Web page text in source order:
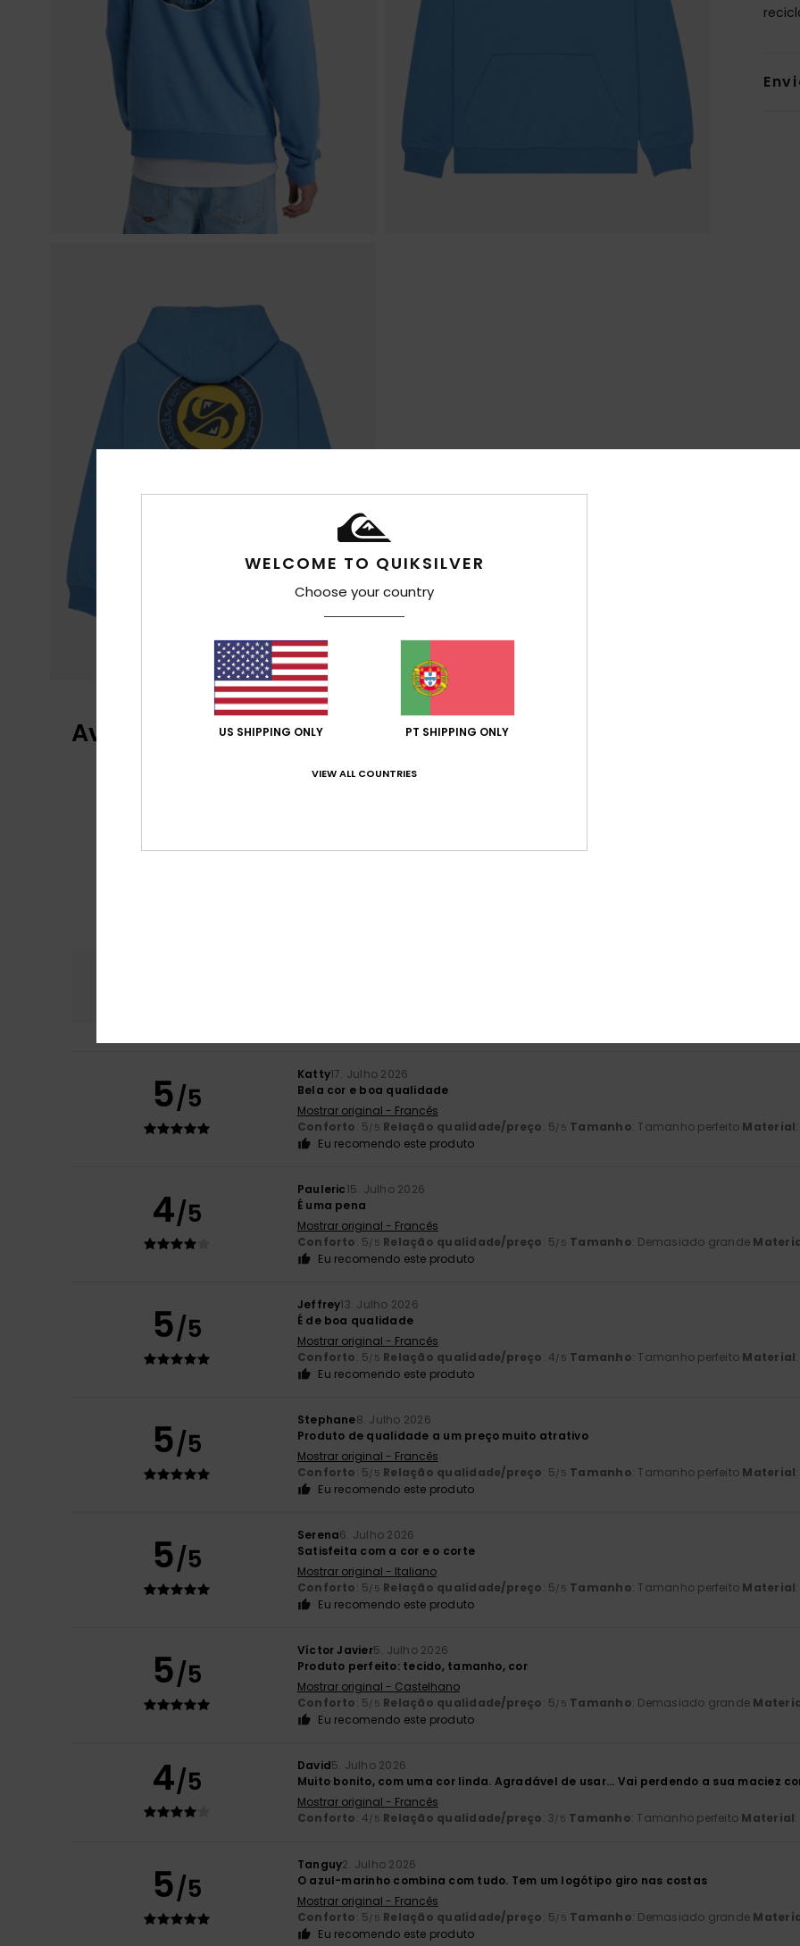
Avaliações dos clientes
4.7
5/5
Katty17. Julho 2026
Bela cor e boa qualidade
Mostrar original - Francês
Conforto: 5/5 Relação qualidade/preço: 5/5 Tamanho: Tamanho perfeito Material
Eu recomendo este produto
4/5
Pauleric15. Julho 2026
É uma pena
Mostrar original - Francês
Conforto: 5/5 Relação qualidade/preço: 5/5 Tamanho: Demasiado grande
Eu recomendo este produto
5/5
Jeffrey13. Julho 2026
É de boa qualidade
Mostrar original - Francês
Conforto: 5/5 Relação qualidade/preço: 4/5 Tamanho: Tamanho perfeito Material
Eu recomendo este produto
5/5
Stephane8. Julho 2026
Produto de qualidade a um preço muito atrativo
Mostrar original - Francês
Conforto: 5/5 Relação qualidade/preço: 5/5 Tamanho: Tamanho perfeito Material
Eu recomendo este produto
5/5
Serena6. Julho 2026
Satisfeita com a cor e o corte
Mostrar original - Italiano
Conforto: 5/5 Relação qualidade/preço: 5/5 Tamanho: Tamanho perfeito Material
Eu recomendo este produto
5/5
Víctor Javier5. Julho 2026
Produto perfeito: tecido, tamanho, cor
Mostrar original - Castelhano
Conforto: 5/5 Relação qualidade/preço: 5/5 Tamanho: Demasiado grande
Eu recomendo este produto
4/5 David5. Julho 2026
Muito bonito, com uma cor linda. Agradável de usar... Vai perdendo a sua maciez
Mostrar original - Francês
Conforto: 4/5 Relação qualidade/preço: 3/5 Tamanho: Tamanho perfeito Material
5/5
Tanguy2. Julho 2026
O azul-marinho combina com tudo. Tem um logótipo giro nas costas
Mostrar original - Francês
Conforto: 5/5 Relação qualidade/preço: 5/5 Tamanho: Demasiado grande
Eu recomendo este produto
WELCOME TO QUIKSILVER
Choose your country
US SHIPPING ONLY PT SHIPPING ONLY
VIEW ALL COUNTRIES